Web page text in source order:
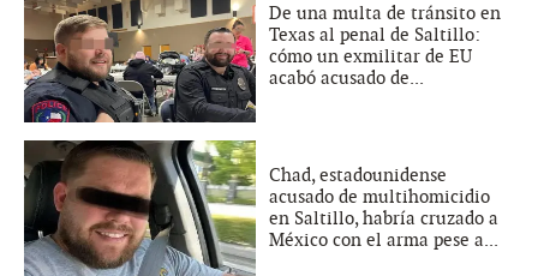
De una multa de tránsito en
Texas al penal de Saltillo:
cómo un exmilitar de EU
acabó acusado de...
Chad, estadounidense
acusado de multihomicidio
en Saltillo, habría cruzado a
México con el arma pese a...